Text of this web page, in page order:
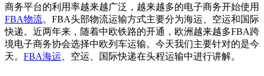
商务平台的利用率越来越广泛，越来越多的电子商务开始使用
FBA物流。FBA头部物流运输方式主要分为海运、空运和国际
快递。近两年来，随着中欧铁路的开通，欧洲越来越多FBA跨
境电子商务协会选择中欧列车运输。今天我们主要针对的是今
天。 FBA海运 、空运、国际快递在头程运输中进行讲解。